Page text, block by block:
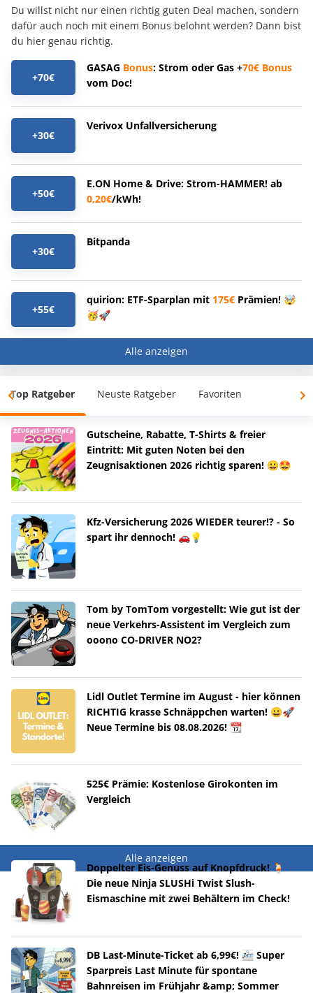
Du willst nicht nur einen richtig guten Deal machen, sondern
dafür auch noch mit einem Bonus belohnt werden? Dann bist
du hier genau richtig.
+70€
GASAG Bonus: Strom oder Gas +70€ Bonus
vom Doc!
+30€
Verivox Unfallversicherung
+50€
E.ON Home & Drive: Strom-HAMMER! ab
0,20€/kWh!
+30€
Bitpanda
+55€
quirion: ETF-Sparplan mit 175€ Prämien! 🤯
🥳🚀
Alle anzeigen
Top Ratgeber Neuste Ratgeber Favoriten
Gutscheine, Rabatte, T-Shirts & freier
Eintritt: Mit guten Noten bei den
Zeugnisaktionen 2026 richtig sparen! 😀🤩
Kfz-Versicherung 2026 WIEDER teurer!? - So
spart ihr dennoch! 🚗💡
Tom by TomTom vorgestellt: Wie gut ist der
neue Verkehrs-Assistent im Vergleich zum
ooono CO-DRIVER NO2?
Lidl Outlet Termine im August - hier können
RICHTIG krasse Schnäppchen warten! 😀🚀
Neue Termine bis 08.08.2026! 📆
525€ Prämie: Kostenlose Girokonten im
Vergleich
Alle anzeigen
Doppelter Eis-Genuss auf Knopfdruck! 🍹
Die neue Ninja SLUSHi Twist Slush-
Eismaschine mit zwei Behältern im Check!
DB Last-Minute-Ticket ab 6,99€! 🚈 Super
Sparpreis Last Minute für spontane
Bahnreisen im Frühjahr &amp; Sommer